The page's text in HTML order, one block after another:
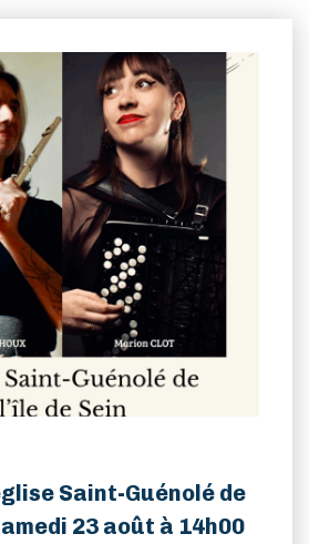
Saint-Guénolé de
23 août à 14h00